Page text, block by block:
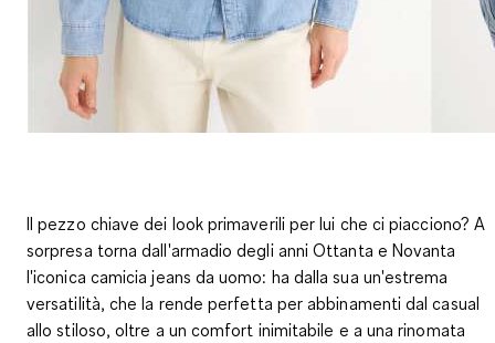
Il pezzo chiave dei look primaverili per lui che ci piacciono? A
sorpresa torna dall'armadio degli anni Ottanta e Novanta
l'iconica camicia jeans da uomo: ha dalla sua un'estrema
versatilità, che la rende perfetta per abbinamenti dal casual
allo stiloso, oltre a un comfort inimitabile e a una rinomata